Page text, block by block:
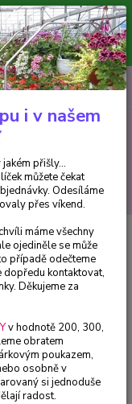
je 300 Kč.
a balíček můžete čekat
Objednávky
Hledat
0ks
za0 Kč
plnokvěté - cena za kus
plnokvěté
balení
i v našem
přišly...
můžete čekat
Odesíláme
přes víkend.
máme všechny
ojediněle se může
případě odečteme
dopředu kontaktovat,
Děkujeme za
v hodnotě 200, 300,
obratem
poukazem,
osobně v
si jednoduše
radost.